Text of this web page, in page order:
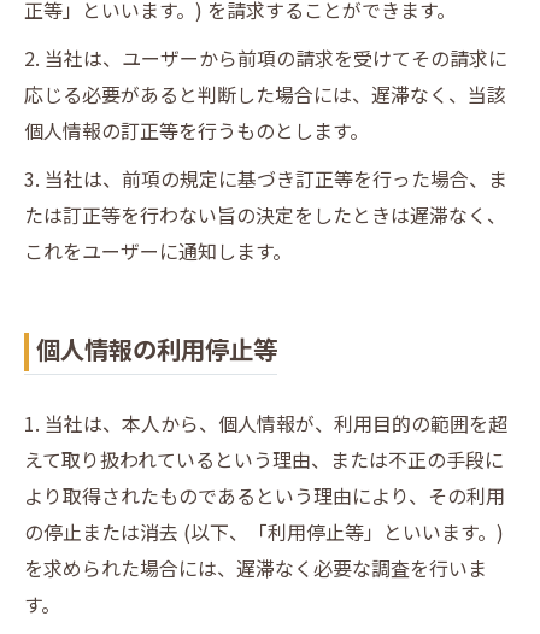
正等」といいます。) を請求することができます。
2. 当社は、ユーザーから前項の請求を受けてその請求に
応じる必要があると判断した場合には、遅滞なく、当該
個人情報の訂正等を行うものとします。
3. 当社は、前項の規定に基づき訂正等を行った場合、ま
たは訂正等を行わない旨の決定をしたときは遅滞なく、
これをユーザーに通知します。
個人情報の利用停止等
1. 当社は、本人から、個人情報が、利用目的の範囲を超
えて取り扱われているという理由、または不正の手段に
より取得されたものであるという理由により、その利用
の停止または消去 (以下、「利用停止等」といいます。)
を求められた場合には、遅滞なく必要な調査を行いま
す。